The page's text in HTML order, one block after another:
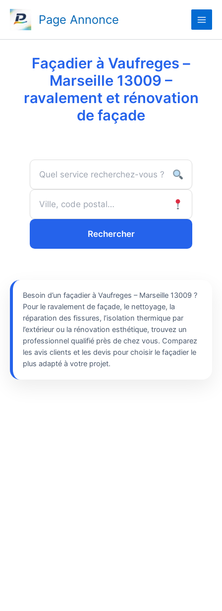
contenu
Page Annonce
Façadier à Vaufreges –
Marseille 13009 –
ravalement et rénovation
de façade
Rechercher
Besoin d’un façadier à Vaufreges – Marseille 13009 ?
Pour le ravalement de façade, le nettoyage, la
réparation des fissures, l’isolation thermique par
l’extérieur ou la rénovation esthétique, trouvez un
professionnel qualifié près de chez vous. Comparez
les avis clients et les devis pour choisir le façadier le
plus adapté à votre projet.